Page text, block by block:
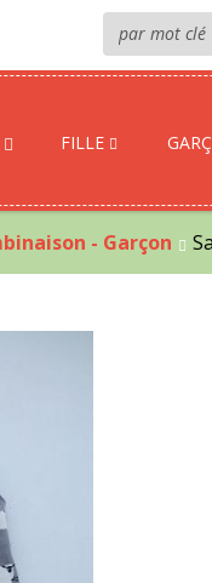
FILLE
- Garçon